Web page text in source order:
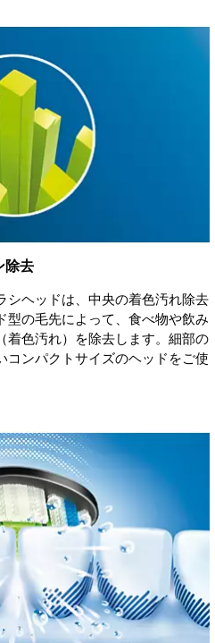
除去
シヘッドは、中央の着色汚れ除去
型の毛先によって、食べ物や飲み
着色汚れ）を除去します。細部の
コンパクトサイズのヘッドをご使